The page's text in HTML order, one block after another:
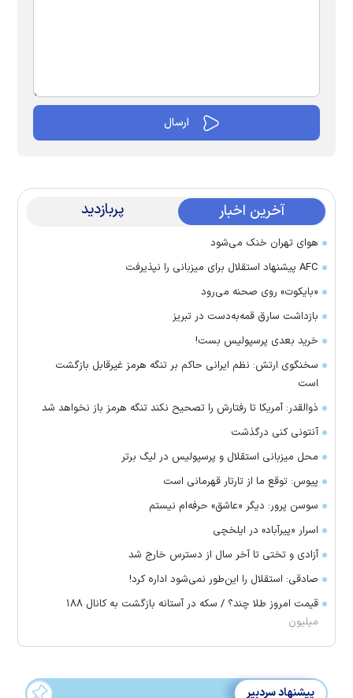
آخرین اخبار پربازدید
هوای تهران خنک می‌شود
AFC پیشنهاد استقلال برای میزبانی را نپذیرفت
«بایکوت» روی صحنه می‌رود
بازداشت سارق قمه‌به‌دست در تبریز
خرید بعدی پرسپولیس بست!
سخنگوی ارتش: نظم ایرانی حاکم بر تنگه هرمز غیرقابل بازگشت
است
ذوالقدر: آمریکا تا رفتارش را تصحیح نکند تنگه هرمز باز نخواهد شد
آنتونی کنی درگذشت
محل میزبانی استقلال و پرسپولیس در لیگ برتر
پیوس: توقع ما از تارتار قهرمانی است
سوسن پرور: دیگر «عاشق» حرفه‌ام نیستم
اسرار «پیرآباد» در ایلخچی
آزادی و تختی تا آخر سال از دسترس خارج شد
صادقی: استقلال را این‌طور نمی‌شود اداره کرد!
قیمت امروز طلا چند؟ / سکه در آستانه بازگشت به کانال ۱۸۸
میلیون
پیشنهاد سردبیر